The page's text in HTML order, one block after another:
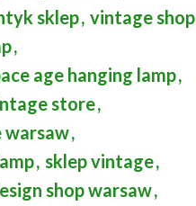
sklep, vintage shop
,
age hanging lamp,
store,
,
, sklep vintage,
shop warsaw,